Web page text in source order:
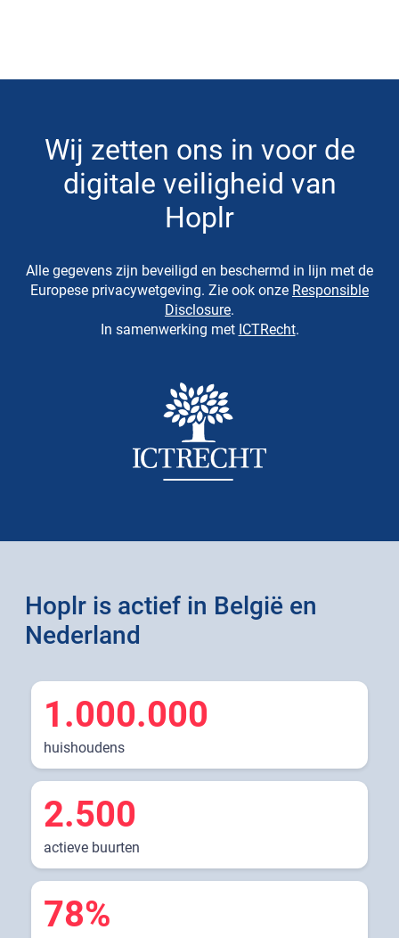
Wij zetten ons in voor de
digitale veiligheid van
Hoplr
Alle gegevens zijn beveiligd en beschermd in lijn met de
Europese privacywetgeving. Zie ook onze Responsible
Disclosure.
In samenwerking met ICTRecht.
Hoplr is actief in België en
Nederland
1.000.000
huishoudens
2.500
actieve buurten
78%